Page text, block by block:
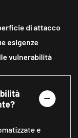
di attacco
esigenze
vulnerabilità
e